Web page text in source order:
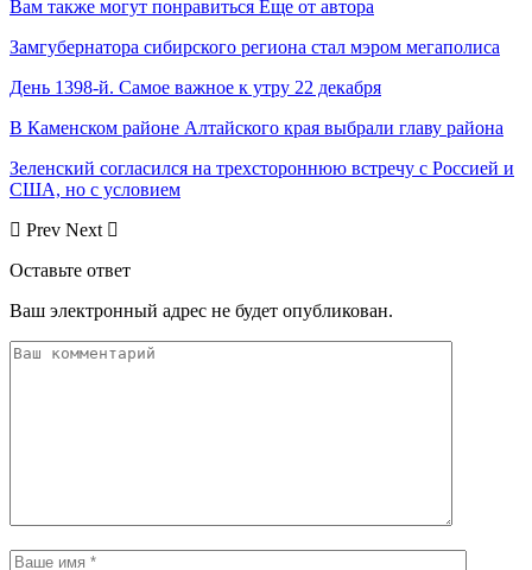
Вам также могут понравиться Еще от автора
Замгубернатора сибирского региона стал мэром мегаполиса
День 1398-й. Самое важное к утру 22 декабря
В Каменском районе Алтайского края выбрали главу района
Зеленский согласился на трехстороннюю встречу с Россией и
США, но с условием
Prev Next
Оставьте ответ
Ваш электронный адрес не будет опубликован.